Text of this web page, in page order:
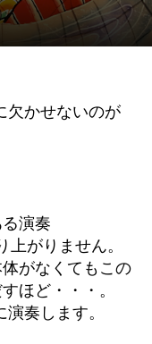
欠かせないのが
演奏
がりません。
がなくてもこの
ほど・・・。
奏します。